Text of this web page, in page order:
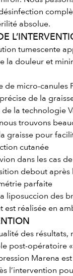
absolue.
tumescente
la douleur et
de micro-canules
de la
la technologie
trouvons
graisse pour
cutanée
dans les cas
debout après
parfaite
liposuccion des
est réalisée en
des résultats,
post-opératoire
Marena
l’intervention